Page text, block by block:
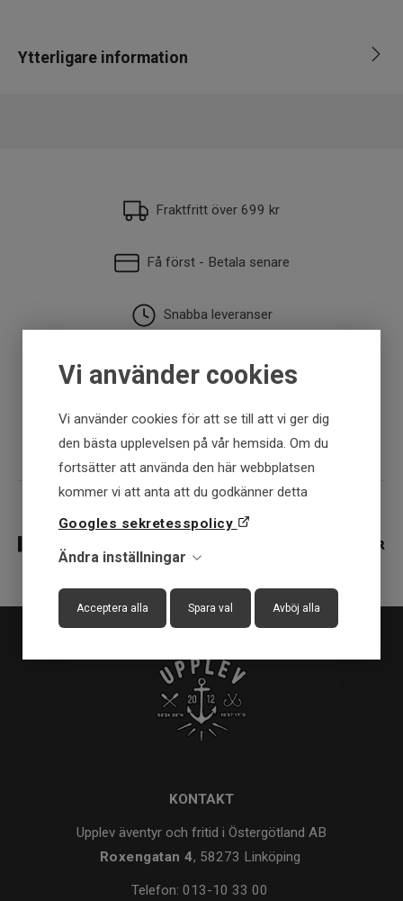
Vi använder cookies
Vi använder cookies för att se till att vi ger dig
den bästa upplevelsen på vår hemsida. Om du
fortsätter att använda den här webbplatsen
kommer vi att anta att du godkänner detta
Googles sekretesspolicy
Ändra inställningar
Acceptera alla Spara val Avböj alla
Ytterligare information
Fraktfritt över 699 kr
Få först - Betala senare
Snabba leveranser
30 dagar öppet köp
Fysisk butik
KONTAKT
Upplev äventyr och fritid i Östergötland AB
Roxengatan 4, 58273 Linköping
Telefon: 013-10 33 00